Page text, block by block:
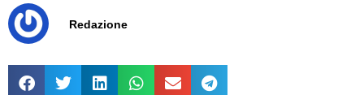
Redazione